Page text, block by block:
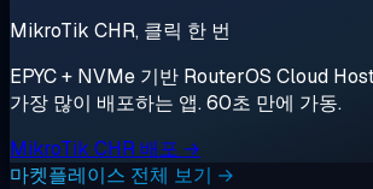
MikroTik CHR, 클릭 한 번
EPYC + NVMe 기반 RouterOS Cloud
가장 많이 배포하는 앱. 60초 만에 가동.
MikroTik CHR 배포 →
마켓플레이스 전체 보기 →